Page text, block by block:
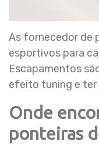
As fornecedor de
esportivos para
Escapamentos
efeito tuning e ter
Onde
ponteiras